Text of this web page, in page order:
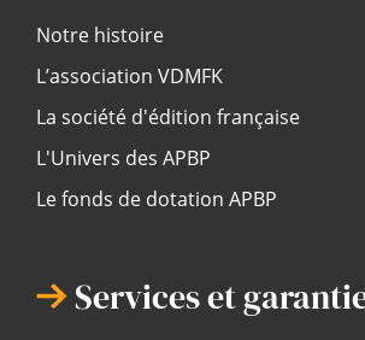
Notre histoire
L’association VDMFK
La société d'édition française
L'Univers des APBP
Le fonds de dotation APBP
Services et